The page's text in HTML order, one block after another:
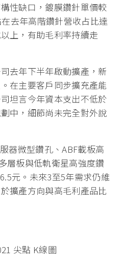
性缺口，鍍膜鑽針單價較
去年高階鑽針營收占比達
上，有助毛利率持續走
去年下半年啟動擴產，新
在主要客戶同步擴充產能
坦言今年資本支出不低於
中，細節尚未完全對外說
器微型鑽孔、ABF載板高
層板與低軌衛星高強度鑽
元。未來3至5年需求仍維
擴產方向與高毛利產品比
尖點 K線圖